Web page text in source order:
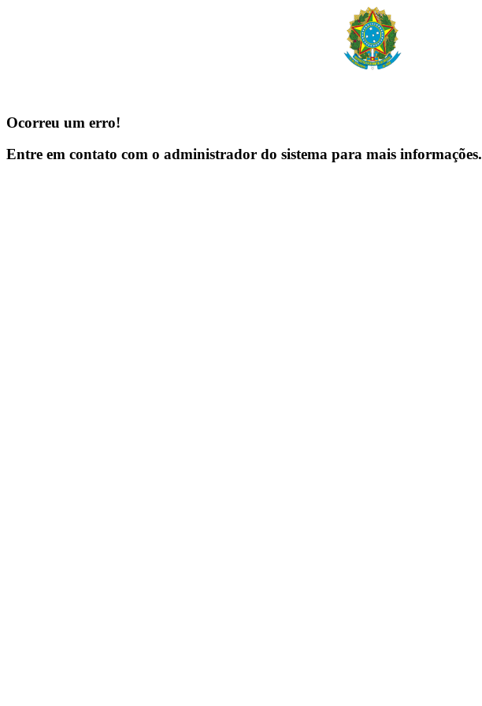
Ocorreu um erro!
Entre em contato com o administrador do sistema para mais informações.